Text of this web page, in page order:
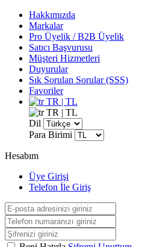
Hakkımızda
Markalar
Pro Üyelik / B2B Üyelik
Satıcı Başvurusu
Müşteri Hizmetleri
Duyurular
Sık Sorulan Sorular (SSS)
Favoriler
TR | TL
TR | TL
Dil
Para Birimi
Hesabım
Üye Girişi
Telefon İle Giriş